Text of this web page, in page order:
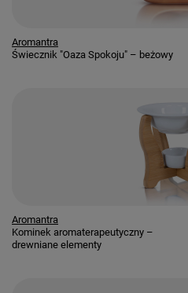
Aromantra
Świecznik "Oaza Spokoju" – beżowy
Aromantra
Kominek aromaterapeutyczny –
drewniane elementy